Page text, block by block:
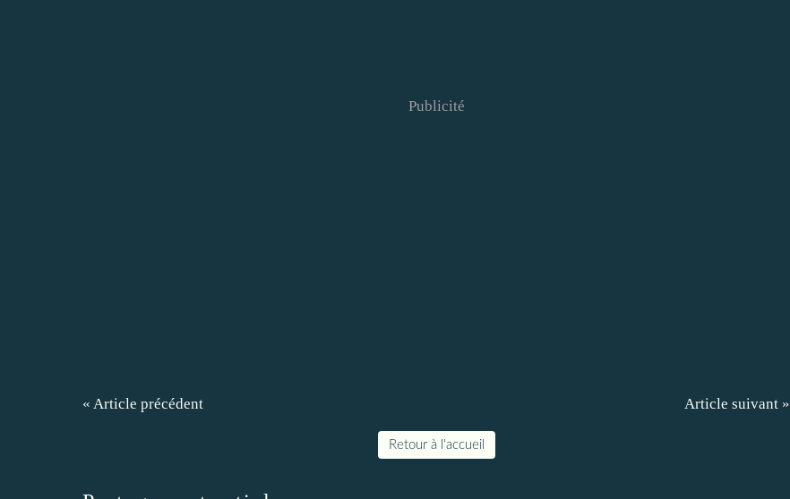
Publicité
« Article précédent Article suivant »
Retour à l'accueil